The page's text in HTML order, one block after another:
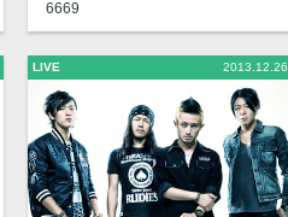
6669
LIVE 2013.12.26